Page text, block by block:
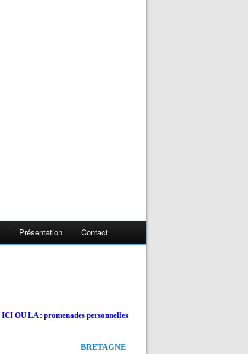
Présentation Contact
ICI OU LA : promenades personnelles
BRETAGNE